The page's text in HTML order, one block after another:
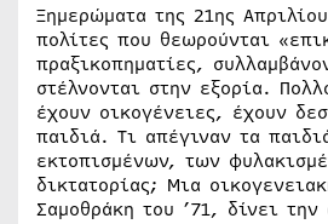
Ξημερώματα της 21ης
πολίτες που θεωρούνται
πραξικοπηματίες,
στέλνονται στην εξορία.
έχουν οικογένειες, έχουν
παιδιά. Τι απέγιναν τα
εκτοπισμένων, των
δικτατορίας; Μια
Σαμοθράκη του ’71, δίνει την